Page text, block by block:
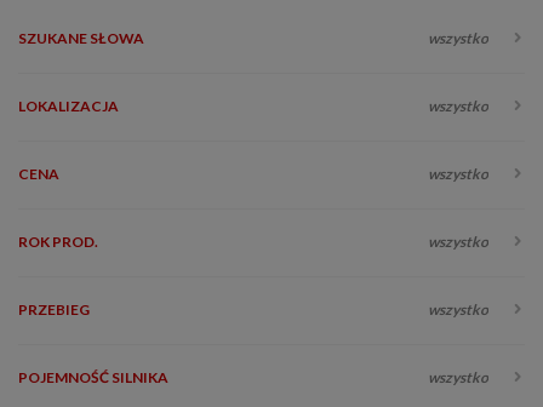
SZUKANE SŁOWA wszystko
LOKALIZACJA wszystko
CENA wszystko
ROK PROD. wszystko
PRZEBIEG wszystko
POJEMNOŚĆ SILNIKA wszystko